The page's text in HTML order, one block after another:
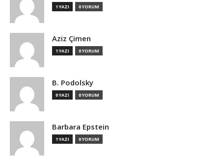
1 YAZI 0 YORUM
Aziz Çimen
1 YAZI 0 YORUM
B. Podolsky
0 YAZI 0 YORUM
Barbara Epstein
1 YAZI 0 YORUM